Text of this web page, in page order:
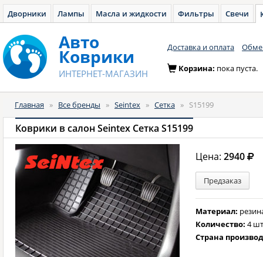
Дворники Лампы Масла и жидкости Фильтры Свечи
Авто
Коврики
ИНТЕРНЕТ-МАГАЗИН
Доставка и оплата
Корзина: пока пуста.
Главная » Все бренды » Seintex » Сетка » S15199
Коврики в салон Seintex Сетка S15199
Цена:2940
Предзаказ
Материал:
Количество:4
Страна